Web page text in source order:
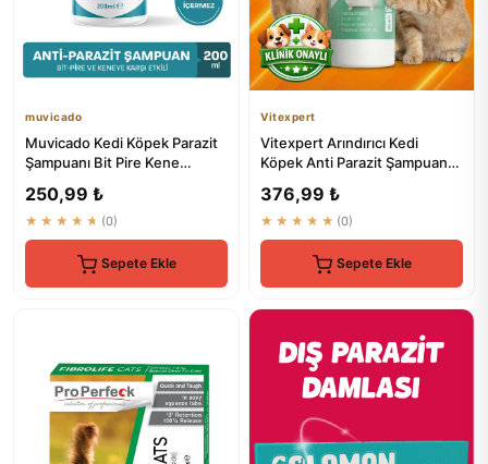
muvicado
Muvicado Kedi Köpek Parazit
Şampuanı Bit Pire Kene
250,99 ₺
★★★★★ (0)
Sepete Ekle
Vitexpert
Vitexpert Arındırıcı Kedi
Köpek Anti Parazit Şampuan
376,99 ₺
★★★★★ (0)
Sepete Ekle